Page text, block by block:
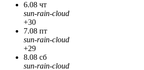
6.08 чт
sun-rain-cloud
+30
7.08 пт
sun-rain-cloud
+29
8.08 сб
sun-rain-cloud